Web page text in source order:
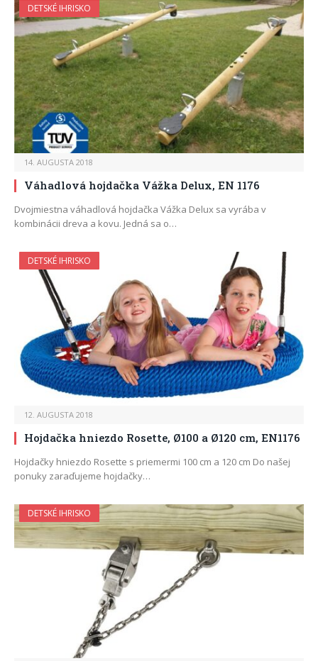
DETSKÉ IHRISKO
14. AUGUSTA 2018
Váhadlová hojdačka Vážka Delux, EN 1176
Dvojmiestna váhadlová hojdačka Vážka Delux sa vyrába v
kombinácii dreva a kovu. Jedná sa o…
DETSKÉ IHRISKO
12. AUGUSTA 2018
Hojdačka hniezdo Rosette, Ø100 a Ø120 cm, EN1176
Hojdačky hniezdo Rosette s priemermi 100 cm a 120 cm Do našej
ponuky zaraďujeme hojdačky…
DETSKÉ IHRISKO